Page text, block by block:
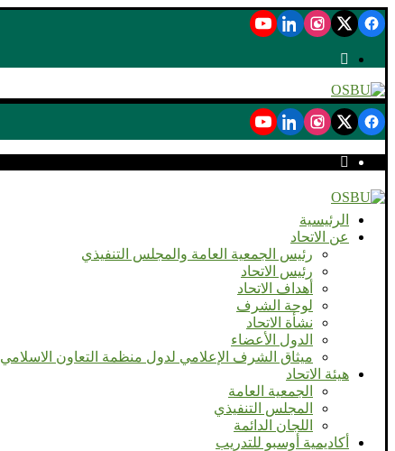
الرئيسية
عن الاتحاد
رئيس الجمعية العامة والمجلس التنفيذي
رئيس الاتحاد
أهداف الاتحاد
لوحة الشرف
نشأة الاتحاد
الدول الأعضاء
ميثاق الشرف الإعلامي لدول منظمة التعاون الاسلامي
هيئة الاتحاد
الجمعية العامة
المجلس التنفيذي
اللجان الدائمة
أكاديمية أوسبو للتدريب